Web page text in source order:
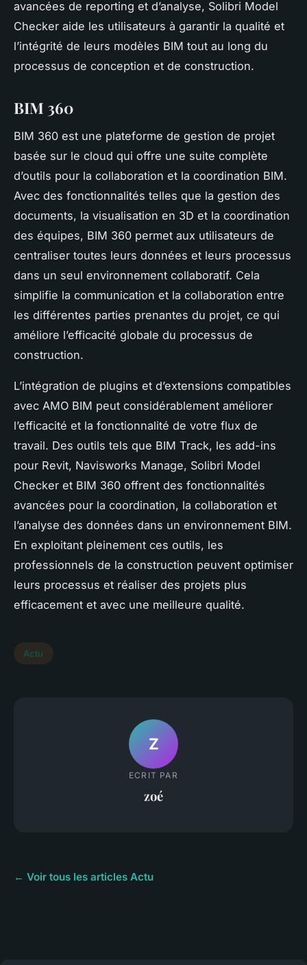
avancées de reporting et d’analyse, Solibri Model
Checker aide les utilisateurs à garantir la qualité et
l’intégrité de leurs modèles BIM tout au long du
processus de conception et de construction.
BIM 360
BIM 360 est une plateforme de gestion de projet
basée sur le cloud qui offre une suite complète
d’outils pour la collaboration et la coordination BIM.
Avec des fonctionnalités telles que la gestion des
documents, la visualisation en 3D et la coordination
des équipes, BIM 360 permet aux utilisateurs de
centraliser toutes leurs données et leurs processus
dans un seul environnement collaboratif. Cela
simplifie la communication et la collaboration entre
les différentes parties prenantes du projet, ce qui
améliore l’efficacité globale du processus de
construction.
L’intégration de plugins et d’extensions compatibles
avec AMO BIM peut considérablement améliorer
l’efficacité et la fonctionnalité de votre flux de
travail. Des outils tels que BIM Track, les add-ins
pour Revit, Navisworks Manage, Solibri Model
Checker et BIM 360 offrent des fonctionnalités
avancées pour la coordination, la collaboration et
l’analyse des données dans un environnement BIM.
En exploitant pleinement ces outils, les
professionnels de la construction peuvent optimiser
leurs processus et réaliser des projets plus
efficacement et avec une meilleure qualité.
Actu
Z
ECRIT PAR
zoé
← Voir tous les articles Actu